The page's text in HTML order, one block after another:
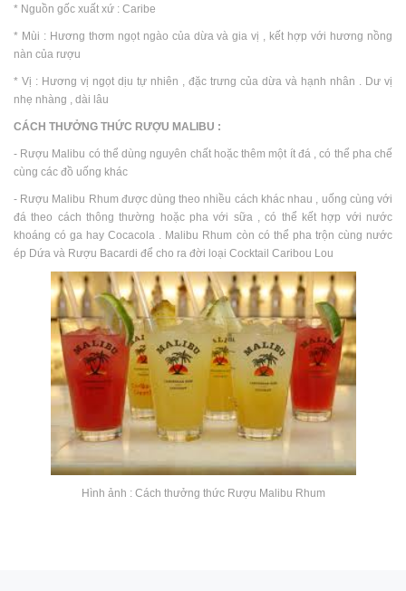
* Nguồn gốc xuất xứ : Caribe
* Mùi : Hương thơm ngọt ngào của dừa và gia vị , kết hợp với hương nồng
nàn của rượu
* Vị : Hương vị ngọt dịu tự nhiên , đặc trưng của dừa và hạnh nhân . Dư vị
nhẹ nhàng , dài lâu
CÁCH THƯỞNG THỨC RƯỢU MALIBU :
- Rượu Malibu có thể dùng nguyên chất hoặc thêm một ít đá , có thể pha chế
cùng các đồ uống khác
- Rượu Malibu Rhum được dùng theo nhiều cách khác nhau , uống cùng với
đá theo cách thông thường hoặc pha với sữa , có thể kết hợp với nước
khoáng có ga hay Cocacola . Malibu Rhum còn có thể pha trộn cùng nước
ép Dứa và Rượu Bacardi để cho ra đời loại Cocktail Caribou Lou
Hình ảnh : Cách thưởng thức Rượu Malibu Rhum